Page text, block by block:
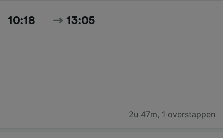
10:18 13:05
2u 47m, 1 overstappen